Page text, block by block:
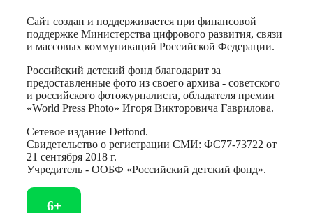
Сайт создан и поддерживается при финансовой
поддержке Министерства цифрового развития, связи
и массовых коммуникаций Российской Федерации.
Российский детский фонд благодарит за
предоставленные фото из своего архива - советского
и российского фотожурналиста, обладателя премии
«World Press Photo» Игоря Викторовича Гаврилова.
Сетевое издание Detfond.
Свидетельство о регистрации СМИ: ФС77-73722 от
21 сентября 2018 г.
Учредитель - ООБФ «Российский детский фонд».
6+